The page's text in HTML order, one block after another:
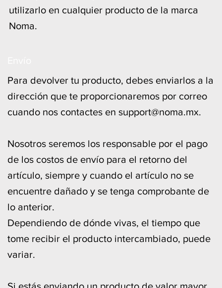
utilizarlo en cualquier producto de la marca
Noma.
Para devolver tu producto, debes enviarlos a la
dirección que te proporcionaremos por correo
cuando nos contactes en support@noma.mx.
Nosotros seremos los responsable por el pago
de los costos de envío para el retorno del
artículo, siempre y cuando el artículo no se
encuentre dañado y se tenga comprobante de
lo anterior.
Dependiendo de dónde vivas, el tiempo que
tome recibir el producto intercambiado, puede
variar.
Si estás enviando un producto de valor mayor